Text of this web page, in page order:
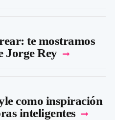
te mostramos
Jorge Rey
como inspiración
inteligentes